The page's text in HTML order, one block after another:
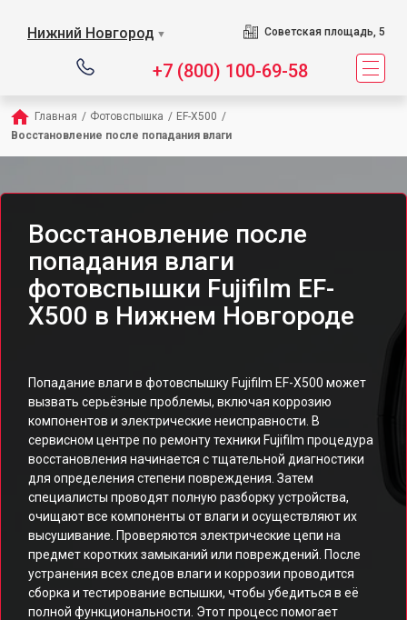
Нижний Новгород ▼ Советская площадь, 5
+7 (800) 100-69-58
Главная / Фотовспышка / EF-X500 /
Восстановление после попадания влаги
Восстановление после
попадания влаги
фотовспышки Fujifilm EF-
X500 в Нижнем Новгороде
Попадание влаги в фотовспышку Fujifilm EF-X500 может
вызвать серьёзные проблемы, включая коррозию
компонентов и электрические неисправности. В
сервисном центре по ремонту техники Fujifilm процедура
восстановления начинается с тщательной диагностики
для определения степени повреждения. Затем
специалисты проводят полную разборку устройства,
очищают все компоненты от влаги и осуществляют их
высушивание. Проверяются электрические цепи на
предмет коротких замыканий или повреждений. После
устранения всех следов влаги и коррозии проводится
сборка и тестирование вспышки, чтобы убедиться в её
полной функциональности. Этот процесс помогает